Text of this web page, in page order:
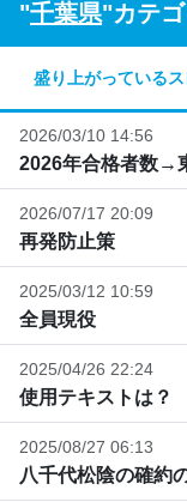
"千葉県"カテ
盛り上がっている
2026/03/10 14:56
2026年合格者数→
2026/07/17 20:09
再発防止策
2025/03/12 10:59
全員現役
2025/04/26 22:24
使用テキストは？
2025/08/27 06:13
八千代松陰の確約